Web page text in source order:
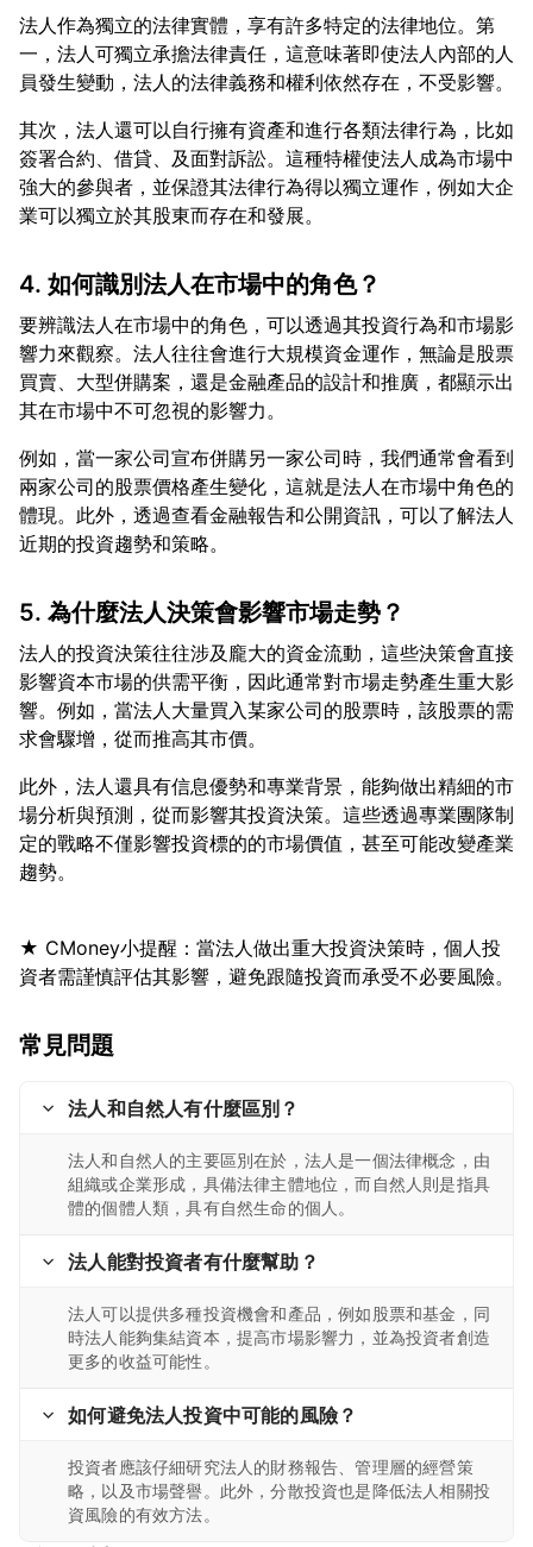
法人作為獨立的法律實體，享有許多特定的法律地位。第
一，法人可獨立承擔法律責任，這意味著即使法人內部的人
其次，法人還可以自行擁有資產和進行各類法律行為，比如
簽署合約、借貸、及面對訴訟。這種特權使法人成為市場中
強大的參與者，並保證其法律行為得以獨立運作，例如大企
4. 如何識別法人在市場中的角色？
要辨識法人在市場中的角色，可以透過其投資行為和市場影
響力來觀察。法人往往會進行大規模資金運作，無論是股票
買賣、大型併購案，還是金融產品的設計和推廣，都顯示出
例如，當一家公司宣布併購另一家公司時，我們通常會看到
兩家公司的股票價格產生變化，這就是法人在市場中角色的
體現。此外，透過查看金融報告和公開資訊，可以了解法人
5. 為什麼法人決策會影響市場走勢？
法人的投資決策往往涉及龐大的資金流動，這些決策會直接
影響資本市場的供需平衡，因此通常對市場走勢產生重大影
響。例如，當法人大量買入某家公司的股票時，該股票的需
此外，法人還具有信息優勢和專業背景，能夠做出精細的市
場分析與預測，從而影響其投資決策。這些透過專業團隊制
定的戰略不僅影響投資標的的市場價值，甚至可能改變產業
★ CMoney小提醒：當法人做出重大投資決策時，個人投
常見問題
法人和自然人有什麼區別？
法人和自然人的主要區別在於，法人是一個法律概念，由
組織或企業形成，具備法律主體地位，而自然人則是指具
體的個體人類，具有自然生命的個人。
法人能對投資者有什麼幫助？
法人可以提供多種投資機會和產品，例如股票和基金，同
時法人能夠集結資本，提高市場影響力，並為投資者創造
更多的收益可能性。
如何避免法人投資中可能的風險？
投資者應該仔細研究法人的財務報告、管理層的經營策
略，以及市場聲譽。此外，分散投資也是降低法人相關投
資風險的有效方法。